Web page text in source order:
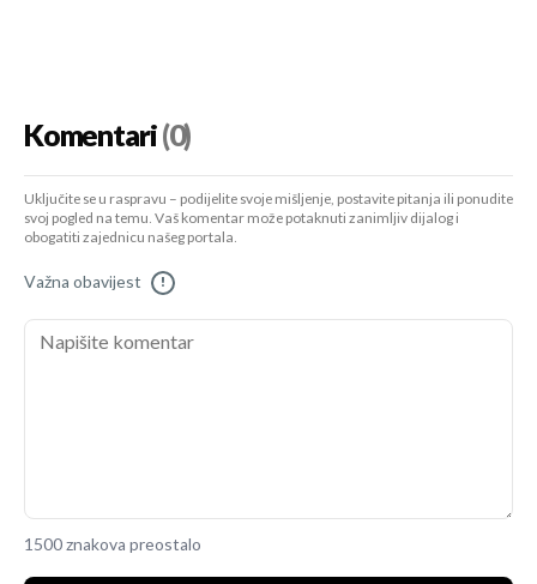
Komentari(0)
Uključite se u raspravu – podijelite svoje mišljenje, postavite pitanja ili ponudite
svoj pogled na temu. Vaš komentar može potaknuti zanimljiv dijalog i
obogatiti zajednicu našeg portala.
Važna obavijest !
1500 znakova preostalo